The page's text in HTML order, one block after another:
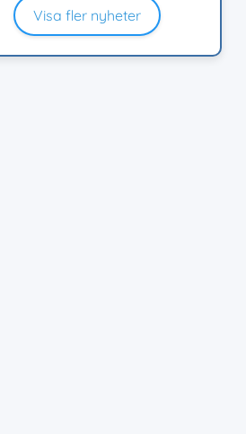
Visa fler nyheter